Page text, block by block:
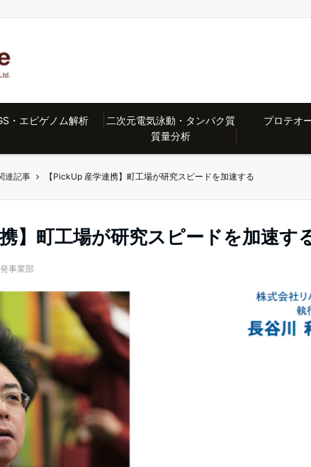
・エピゲノム解析
二次元電気泳動・タンパク質
質量分析
プロテオ
連記事 【PickUp 産学連携】町工場が研究スピードを加速する
】町工場が研究スピードを加速す
事業部